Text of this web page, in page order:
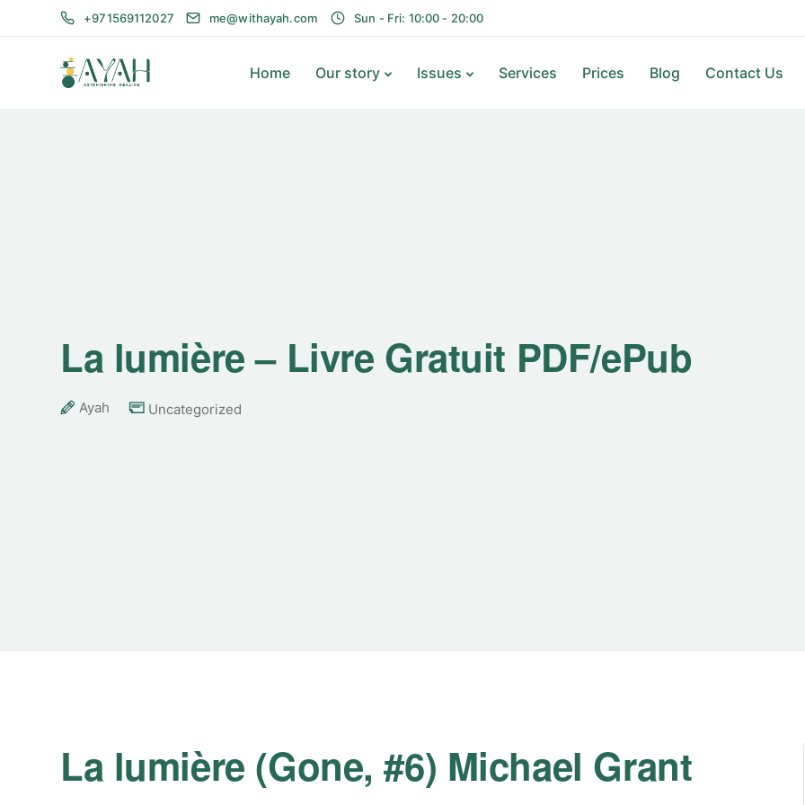
+971569112027 me@withayah.com Sun - Fri: 10:00 - 20:00
Home Our story Issues Services Prices Blog Contact Us
La lumière – Livre Gratuit PDF/ePub
Ayah Uncategorized
La lumière (Gone, #6) Michael Grant